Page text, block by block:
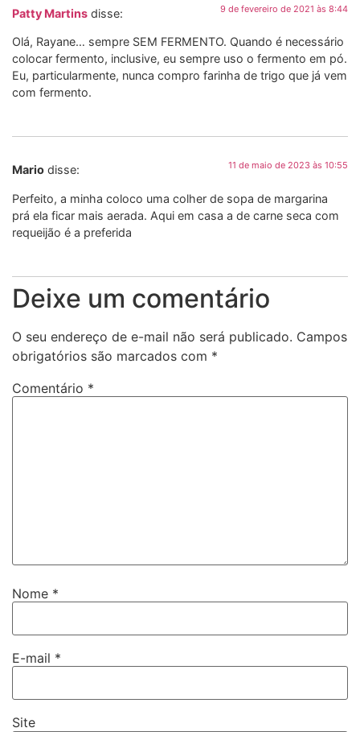
Patty Martins disse: 9 de fevereiro de 2021 às 8:44
Olá, Rayane… sempre SEM FERMENTO. Quando é necessário
colocar fermento, inclusive, eu sempre uso o fermento em pó.
Eu, particularmente, nunca compro farinha de trigo que já vem
com fermento.
Mario disse: 11 de maio de 2023 às 10:55
Perfeito, a minha coloco uma colher de sopa de margarina
prá ela ficar mais aerada. Aqui em casa a de carne seca com
requeijão é a preferida
Deixe um comentário
O seu endereço de e-mail não será publicado. Campos
obrigatórios são marcados com *
Comentário *
Nome *
E-mail *
Site